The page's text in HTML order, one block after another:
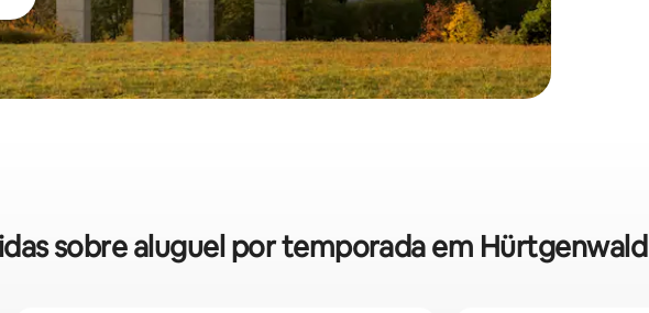
sobre aluguel por temporada em Hürtgenwald